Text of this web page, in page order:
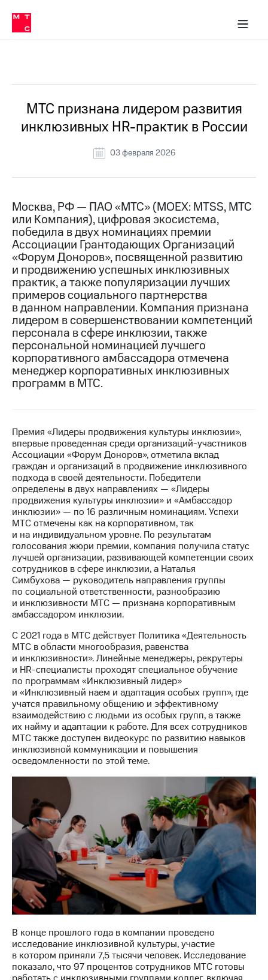
Медиа-центр
и акционерам
Устойчивое развитие
Комплаенс и деловая этика
компании
Карьера
История
компании
Руководство
Контакты
Медиа-центр
Пресс-
релизы
МТС
о технологиях
Достижения
Интервью
Финансовая
отчетность
Пригласить
спикера
и акционерам
Корпоративное
управление
Корпоративный
секретарь
Раскрытие
информации
Информация
акционерам
Документы
ПАО
"МТС"
Собрания
акционеров
Личный
кабинет
акционера
Акционерный
капитал
Контроль
и
аудит
Рынок
акций
Описание
Программа
приобретения
Порядок
выкупа
акций
Дивиденды
Рынок
облигаций
Описание
Еврооблигации-2023
Уведомление
погашении
именных
облигаций
Другое
Регистратор
в МТС
Пресс-
релизы
о технологиях
МТС признана лидером развития
инклюзивных HR-практик в России
03 февраля 2026
Москва, РФ — ПАО «МТС» (MOEX: MTSS, МТС
или Компания), цифровая экосистема,
победила в двух номинациях премии
Ассоциации Грантодающих Организаций
«Форум Доноров», посвященной развитию
и продвижению успешных инклюзивных
практик, а также популяризации лучших
примеров социального партнерства
в данном направлении. Компания признана
лидером в совершенствовании компетенций
персонала в сфере инклюзии, также
персональной номинацией лучшего
корпоративного амбассадора отмечена
менеджер корпоративных инклюзивных
программ в МТС.
Премия «Лидеры продвижения культуры инклюзии»,
впервые проведенная среди организаций-участников
Ассоциации «Форум Доноров», отметила вклад
граждан и организаций в продвижение инклюзивного
подхода в своей деятельности. Победители
определены в двух направлениях — «Лидеры
продвижения культуры инклюзии» и «Амбассадор
инклюзии» — по 16 различным номинациям. Успехи
МТС отмечены как на корпоративном, так
и на индивидуальном уровне. По результатам
голосования жюри премии, компания получила статус
лучшей организации, развивающей компетенции своих
сотрудников в сфере инклюзии, а Наталья
Симбухова — руководитель направления группы
по социальной ответственности, разнообразию
и инклюзивности МТС — признана корпоративным
амбассадором инклюзии.
С 2021 года в МТС действует Политика «Деятельность
МТС в области многообразия, равенства
и инклюзивности». Линейные менеджеры, рекрутеры
и HR-специалисты проходят специальное обучение
по программам «Инклюзивный лидер»
и «Инклюзивный наем и адаптация особых групп», где
учатся правильному общению и эффективному
взаимодействию с людьми из особых групп, а также
их найму и адаптации к работе. Для всех сотрудников
МТС также доступен видеокурс по развитию навыков
инклюзивной коммуникации и повышения
осведомленности по этой теме.
В конце прошлого года в компании проведено
исследование инклюзивной культуры, участие
в котором приняли 7,5 тысячи человек. Исследование
показало, что 97 процентов сотрудников МТС готовы